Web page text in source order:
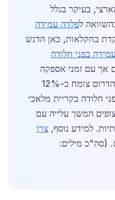
הארצי, בעיקר בגלל
לפלדה עמידה
בחקלאות, כאן הדגש
בפני חלודה
אך עם זמני אספקה
ארוכים יותר. סה"כ, שוק הדרום צומח ב-12%
חלודה בקריית מלאכי
המשך עלייה עם
למידע נוסף, צרו
(סה"כ מילים: